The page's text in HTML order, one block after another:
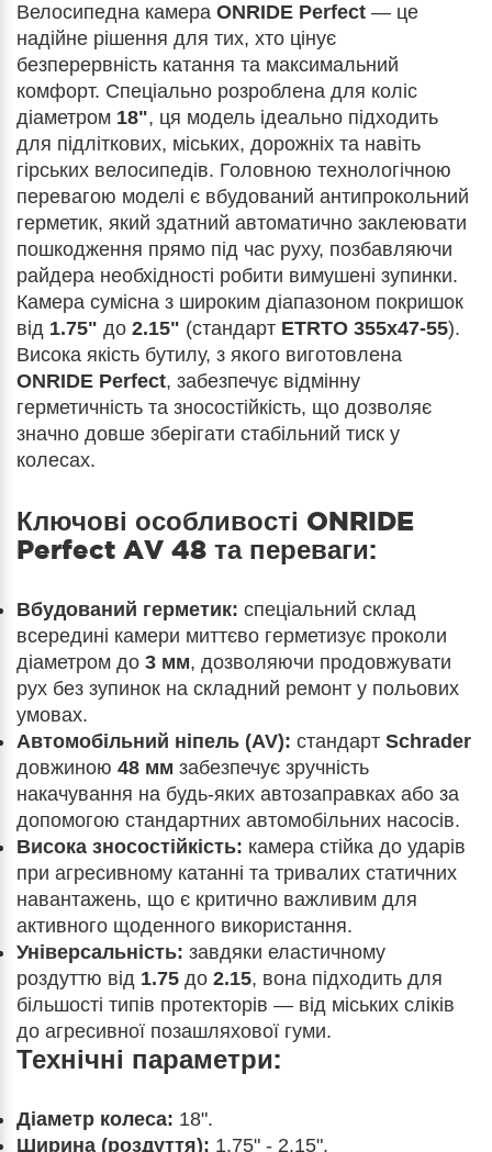
Велосипедна камера ONRIDE Perfect — це
надійне рішення для тих, хто цінує
безперервність катання та максимальний
комфорт. Спеціально розроблена для коліс
діаметром 18", ця модель ідеально підходить
для підліткових, міських, дорожніх та навіть
гірських велосипедів. Головною технологічною
перевагою моделі є вбудований антипрокольний
герметик, який здатний автоматично заклеювати
пошкодження прямо під час руху, позбавляючи
райдера необхідності робити вимушені зупинки.
Камера сумісна з широким діапазоном покришок
від 1.75" до 2.15" (стандарт ETRTO 355х47-55).
Висока якість бутилу, з якого виготовлена
ONRIDE Perfect, забезпечує відмінну
герметичність та зносостійкість, що дозволяє
значно довше зберігати стабільний тиск у
колесах.
Ключові особливості ONRIDE
Perfect AV 48 та переваги:
Вбудований герметик: спеціальний склад
всередині камери миттєво герметизує проколи
діаметром до 3 мм, дозволяючи продовжувати
рух без зупинок на складний ремонт у польових
умовах.
Автомобільний ніпель (AV): стандарт Schrader
довжиною 48 мм забезпечує зручність
накачування на будь-яких автозаправках або за
допомогою стандартних автомобільних насосів.
Висока зносостійкість: камера стійка до ударів
при агресивному катанні та тривалих статичних
навантажень, що є критично важливим для
активного щоденного використання.
Універсальність: завдяки еластичному
роздуттю від 1.75 до 2.15, вона підходить для
більшості типів протекторів — від міських сліків
до агресивної позашляхової гуми.
Технічні параметри:
Діаметр колеса: 18".
Ширина (роздуття): 1.75" - 2.15".